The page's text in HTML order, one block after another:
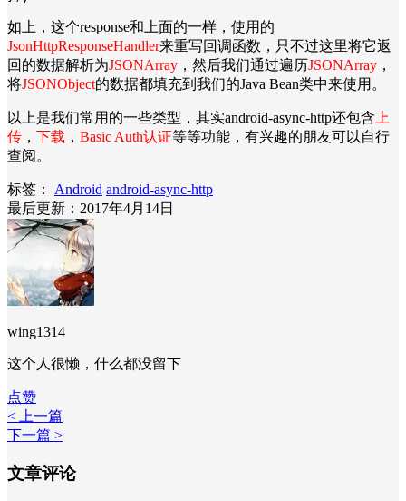
如上，这个response和上面的一样，使用的
JsonHttpResponseHandler来重写回调函数，只不过这里将它返
回的数据解析为JSONArray ，然后我们通过遍历JSONArray ，
将JSONObject的数据都填充到我们的Java Bean类中来使用。
以上是我们常用的一些类型，其实android-async-http还包含 上
传 ， 下载 ， Basic Auth认证等等功能，有兴趣的朋友可以自行
查阅。
标签： Android android-async-http
最后更新：2017年4月14日
wing1314
这个人很懒，什么都没留下
点赞
< 上一篇
下一篇 >
文章评论